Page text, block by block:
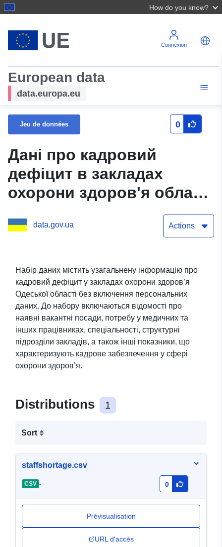
How do you know?
Connexion
European data
data.europa.eu
Jeu de données 0
Дані про кадровий
дефіцит в закладах
охорони здоров'я області
даних)
data.gov.ua Actions
Набір даних містить узагальнену інформацію про
кадровий дефіцит у закладах охорони здоров’я
Одеської області без включення персональних
даних. До набору включаються відомості про
наявні вакантні посади, потребу у медичних та
інших працівниках, спеціальності, структурні
підрозділи закладів, а також інші показники, що
характеризують кадрове забезпечення у сфері
охорони здоров’я.
Distributions 1
Sort
staffshortage.csv
CSV - 0
Prévisualisation
URL d'accès